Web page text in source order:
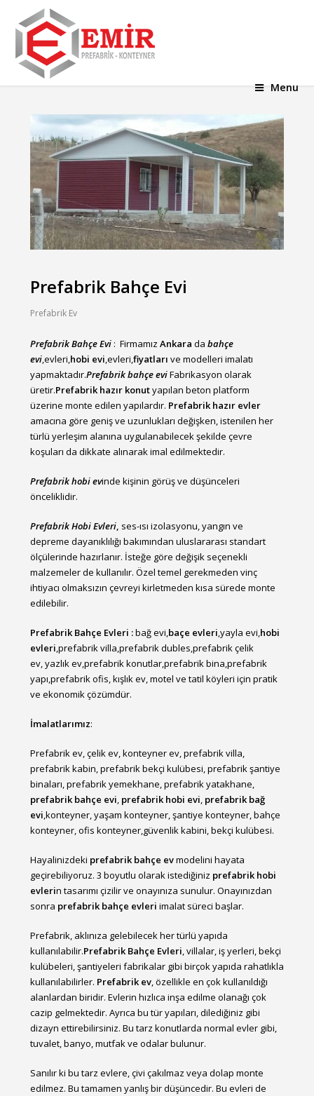
Menu
Prefabrik Bahçe Evi
Prefabrik Ev
Prefabrik Bahçe Evi: Firmamız Ankara da bahçe
evi,evleri,hobi evi,evleri,fiyatları ve modelleri imalatı
yapmaktadır.Prefabrik bahçe eviFabrikasyon olarak
üretir.Prefabrik hazır konutyapılan beton platform
üzerine monte edilen yapılardır. Prefabrik hazır evler
amacına göre geniş ve uzunlukları değişken, istenilen her
türlü yerleşim alanına uygulanabilecek şekilde çevre
koşuları da dikkate alınarak imal edilmektedir.
Prefabrik hobi evinde kişinin görüş ve düşünceleri
önceliklidir.
Prefabrik Hobi Evleri, ses-ısı izolasyonu, yangın ve
depreme dayanıklılığı bakımından uluslararası standart
ölçülerinde hazırlanır. İsteğe göre değişik seçenekli
malzemeler de kullanılır. Özel temel gerekmeden vinç
ihtiyacı olmaksızın çevreyi kirletmeden kısa sürede monte
edilebilir.
Prefabrik Bahçe Evleri :bağ evi,baçe evleri,yayla evi,hobi
evleri,prefabrik villa,prefabrik dubles,prefabrik çelik
ev, yazlık ev,prefabrik konutlar,prefabrik bina,prefabrik
yapı,prefabrik ofis, kışlık ev, motel ve tatil köyleri için pratik
ve ekonomik çözümdür.
İmalatlarımız:
Prefabrik ev, çelik ev, konteyner ev, prefabrik villa,
prefabrik kabin, prefabrik bekçi kulübesi, prefabrik şantiye
binaları, prefabrik yemekhane, prefabrik yatakhane,
prefabrik bahçe evi, prefabrik hobi evi, prefabrik bağ
evi,konteyner, yaşam konteyner, şantiye konteyner, bahçe
konteyner, ofis konteyner,güvenlik kabini, bekçi kulübesi.
Hayalinizdeki prefabrik bahçe evmodelini hayata
geçirebiliyoruz. 3 boyutlu olarak istediğiniz prefabrik hobi
evlerin tasarımı çizilir ve onayınıza sunulur. Onayınızdan
sonra prefabrik bahçe evleri imalat süreci başlar.
Prefabrik, aklınıza gelebilecek her türlü yapıda
kullanılabilir.Prefabrik Bahçe Evleri, villalar, iş yerleri, bekçi
kulübeleri, şantiyeleri fabrikalar gibi birçok yapıda rahatlıkla
kullanılabilirler. Prefabrik ev, özellikle en çok kullanıldığı
alanlardan biridir. Evlerin hızlıca inşa edilme olanağı çok
cazip gelmektedir. Ayrıca bu tür yapıları, dilediğiniz gibi
dizayn ettirebilirsiniz. Bu tarz konutlarda normal evler gibi,
tuvalet, banyo, mutfak ve odalar bulunur.
Sanılır ki bu tarz evlere, çivi çakılmaz veya dolap monte
edilmez. Bu tamamen yanlış bir düşüncedir. Bu evleri de